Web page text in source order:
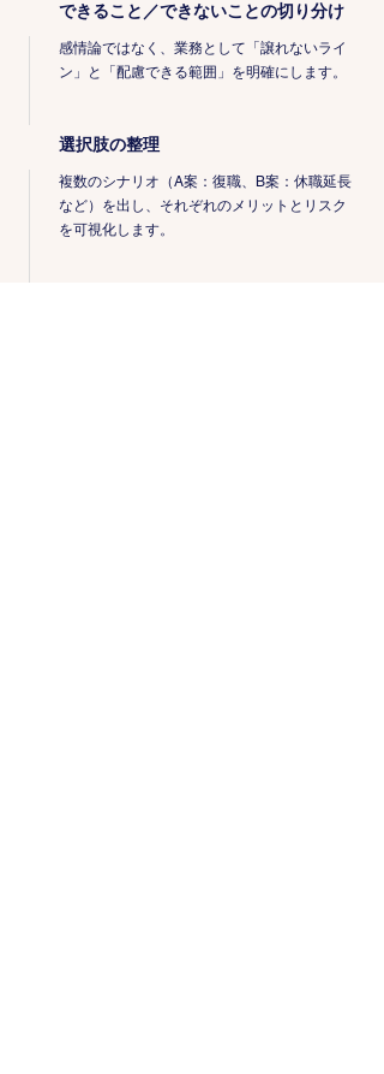
できること／できないことの切り分け
感情論ではなく、業務として「譲れないライ
ン」と「配慮できる範囲」を明確にします。
選択肢の整理
複数のシナリオ（A案：復職、B案：休職延長
など）を出し、それぞれのメリットとリスク
を可視化します。